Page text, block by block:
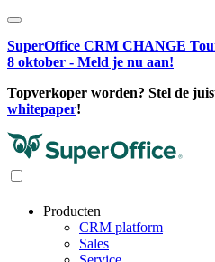
SuperOffice CRM CHANGE
8 oktober - Meld je nu aan!
Topverkoper worden? Stel de
whitepaper!
Producten
CRM platform
Sales